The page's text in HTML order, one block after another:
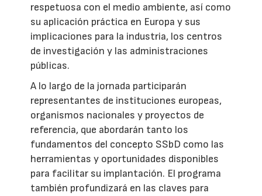
respetuosa con el medio ambiente, así como
su aplicación práctica en Europa y sus
implicaciones para la industria, los centros
de investigación y las administraciones
públicas.
A lo largo de la jornada participarán
representantes de instituciones europeas,
organismos nacionales y proyectos de
referencia, que abordarán tanto los
fundamentos del concepto SSbD como las
herramientas y oportunidades disponibles
para facilitar su implantación. El programa
también profundizará en las claves para